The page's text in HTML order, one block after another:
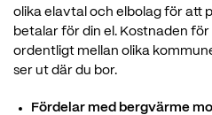
olika elavtal och elbolag för att
betalar för din el. Kostnaden
ordentligt mellan olika
ser ut där du bor.
Fördelar med bergvärme